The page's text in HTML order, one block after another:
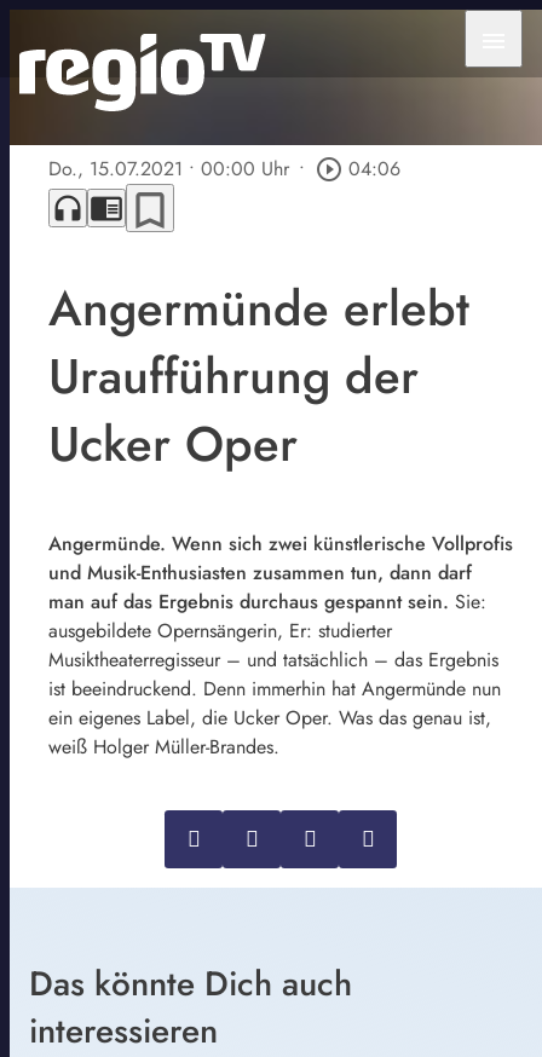
Do., 15.07.2021 • 00:00 Uhr • play_circle_outline 04:06
headphones chrome_reader_mode bookmark_border
Angermünde erlebt
Uraufführung der
Ucker Oper
Angermünde. Wenn sich zwei künstlerische Vollprofis
und Musik-Enthusiasten zusammen tun, dann darf
man auf das Ergebnis durchaus gespannt sein. Sie:
ausgebildete Opernsängerin, Er: studierter
Musiktheaterregisseur – und tatsächlich – das Ergebnis
ist beeindruckend. Denn immerhin hat Angermünde nun
ein eigenes Label, die Ucker Oper. Was das genau ist,
weiß Holger Müller-Brandes.
Das könnte Dich auch
interessieren